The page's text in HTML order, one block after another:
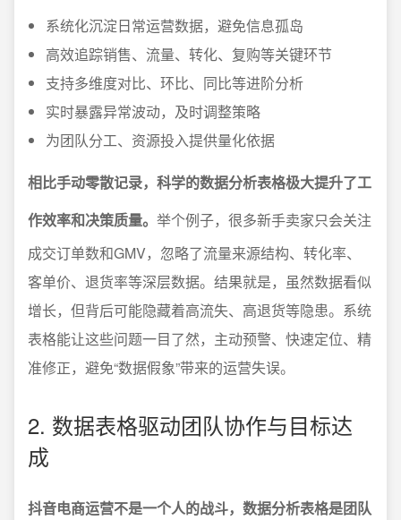
系统化沉淀日常运营数据，避免信息孤岛
高效追踪销售、流量、转化、复购等关键环节
支持多维度对比、环比、同比等进阶分析
实时暴露异常波动，及时调整策略
为团队分工、资源投入提供量化依据
相比手动零散记录，科学的数据分析表格极大提升了工
作效率和决策质量。 举个例子，很多新手卖家只会关注
成交订单数和GMV，忽略了流量来源结构、转化率、
客单价、退货率等深层数据。结果就是，虽然数据看似
增长，但背后可能隐藏着高流失、高退货等隐患。系统
表格能让这些问题一目了然，主动预警、快速定位、精
准修正，避免“数据假象”带来的运营失误。
2. 数据表格驱动团队协作与目标达
成
抖音电商运营不是一个人的战斗，数据分析表格是团队